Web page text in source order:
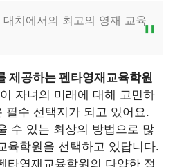
치에서의 최고의 영재 교육
제공하는 펜타영재교육학원
자녀의 미래에 대해 고민하
필수 선택지가 되고 있어요.
수 있는 최상의 방법으로 많
육학원을 선택하고 있답니다.
타영재교육학원의 다양한 정